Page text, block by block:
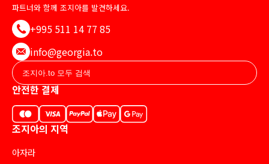
파트너와 함께 조지아를 발견하세요.
+995 511 14 77 85
info@georgia.to
안전한 결제
조지아의 지역
아자라